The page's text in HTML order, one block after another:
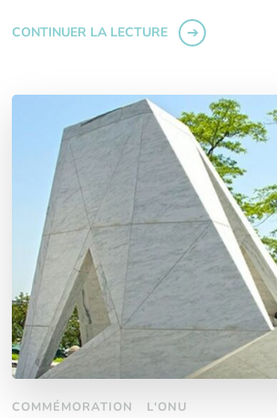
CONTINUER LA LECTURE
COMMÉMORATION L'ONU